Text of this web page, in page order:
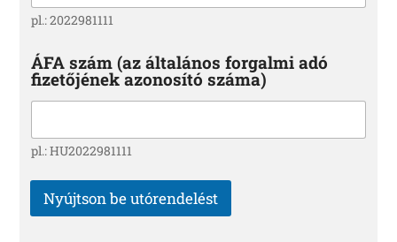
pl.: 2022981111
ÁFA szám (az általános forgalmi adó
fizetőjének azonosító száma)
pl.: HU2022981111
Nyújtson be utórendelést